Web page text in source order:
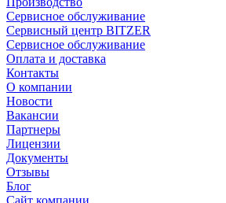
Сервисное обслуживание
Сервисный центр BITZER
Сервисное обслуживание
Оплата и доставка
Контакты
О компании
Новости
Вакансии
Партнеры
Лицензии
Документы
Отзывы
Блог
Сайт компании